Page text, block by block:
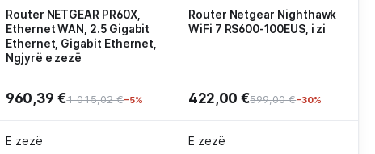
Router NETGEAR PR60X,
Ethernet WAN, 2.5 Gigabit
Ethernet, Gigabit Ethernet,
Ngjyrë e zezë
Router Netgear Nighthawk
WiFi 7 RS600-100EUS, i zi
960,39 €1 015,02 €−5% 422,00 €599,00 €−30%
E zezë E zezë